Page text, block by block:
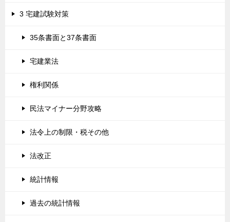
3 宅建試験対策
35条書面と37条書面
宅建業法
権利関係
民法マイナー分野攻略
法令上の制限・税その他
法改正
統計情報
過去の統計情報